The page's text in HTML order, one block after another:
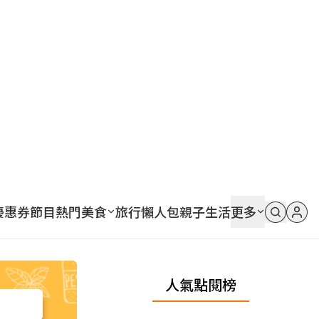
惠券節目熱門美食 旅行懶人包親子生活更多
人氣點閱榜